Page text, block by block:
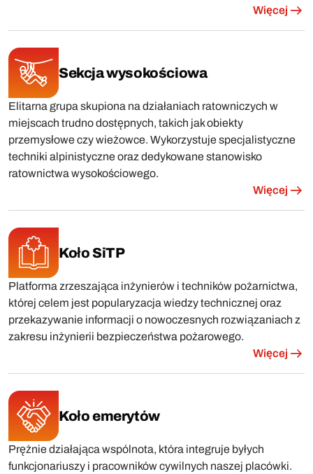
Więcej
Sekcja wysokościowa
Elitarna grupa skupiona na działaniach ratowniczych w
miejscach trudno dostępnych, takich jak obiekty
przemysłowe czy wieżowce. Wykorzystuje specjalistyczne
techniki alpinistyczne oraz dedykowane stanowisko
ratownictwa wysokościowego.
Więcej
Koło SiTP
Platforma zrzeszająca inżynierów i techników pożarnictwa,
której celem jest popularyzacja wiedzy technicznej oraz
przekazywanie informacji o nowoczesnych rozwiązaniach z
zakresu inżynierii bezpieczeństwa pożarowego.
Więcej
Koło emerytów
Prężnie działająca wspólnota, która integruje byłych
funkcjonariuszy i pracowników cywilnych naszej placówki.